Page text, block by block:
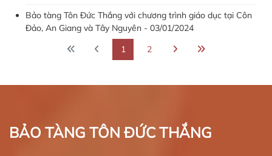
Bảo tàng Tôn Đức Thắng với chương trình giáo dục tại Côn
Đảo, An Giang và Tây Nguyên - 03/01/2024
1
2
BẢO TÀNG TÔN ĐỨC THẮNG